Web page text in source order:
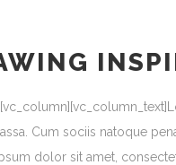
Cum sociis natoque
dolor sit amet,